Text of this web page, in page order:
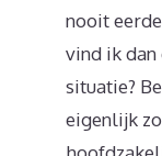
nooit
vind ik
situatie?
eigenlijk